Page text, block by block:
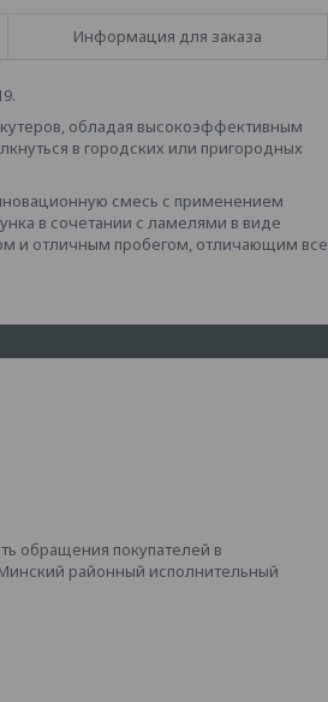
Информация для заказа
обладая высокоэффективным
в городских или пригородных
смесь с применением
в сочетании с ламелями в виде
и отличным пробегом, отличающим все
обращения покупателей в
районный исполнительный